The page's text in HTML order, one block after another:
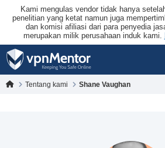
Kami mengulas vendor tidak hanya
penelitian yang ketat namun juga
dan komisi afiliasi dari para penyedia
merupakan milik perusahaan induk kami.
Tentang kami Shane Vaughan